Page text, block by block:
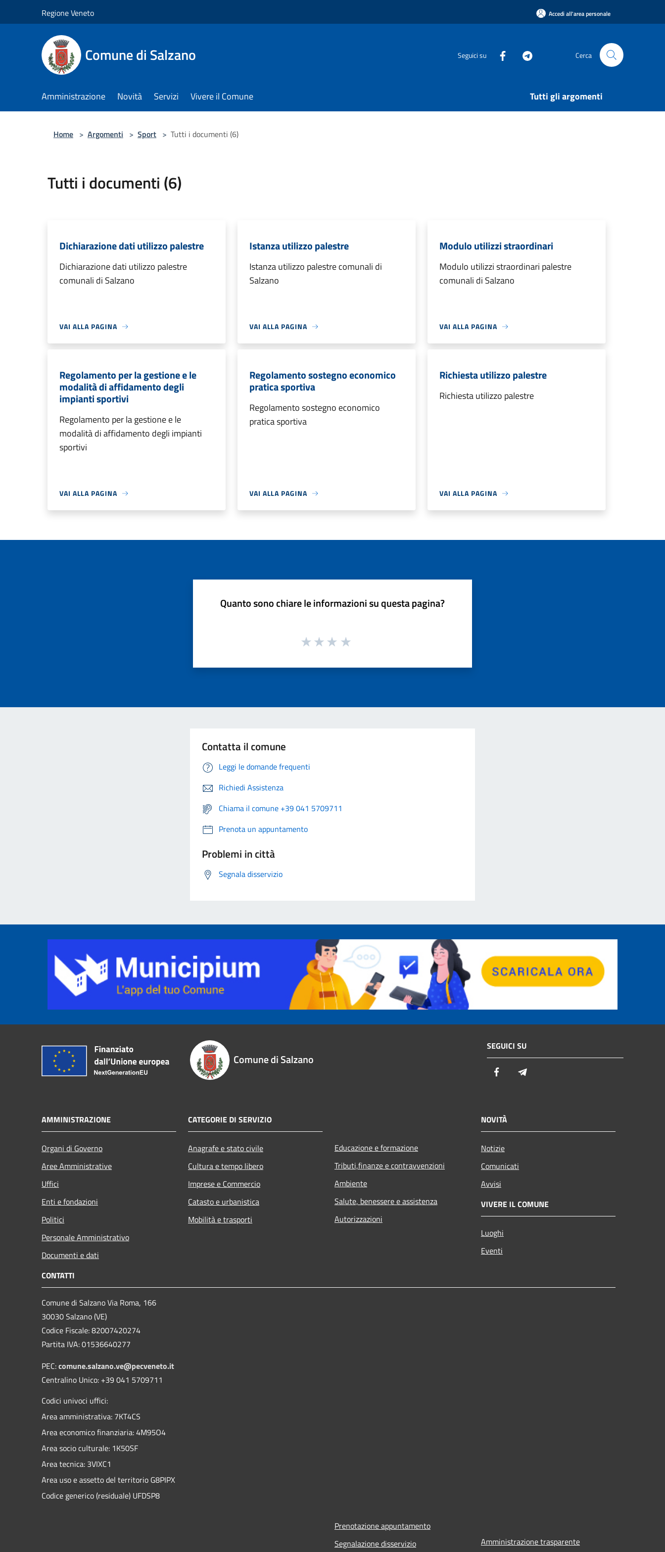
Regione Veneto Accedi all'area personale
Comune di Salzano Seguici su Cerca
Amministrazione Novità Servizi Vivere il Comune Tutti gli argomenti
Home > Argomenti > Sport > Tutti i documenti (6)
Tutti i documenti (6)
Dichiarazione dati utilizzo palestre
Dichiarazione dati utilizzo palestre
comunali di Salzano
VAI ALLA PAGINA
Istanza utilizzo palestre
Istanza utilizzo palestre comunali di
Salzano
VAI ALLA PAGINA
Modulo utilizzi straordinari
Modulo utilizzi straordinari palestre
comunali di Salzano
VAI ALLA PAGINA
Regolamento per la gestione e le
modalità di affidamento degli
impianti sportivi
Regolamento per la gestione e le
modalità di affidamento degli impianti
sportivi
VAI ALLA PAGINA
Regolamento sostegno economico
pratica sportiva
Regolamento sostegno economico
pratica sportiva
VAI ALLA PAGINA
Richiesta utilizzo palestre
Richiesta utilizzo palestre
VAI ALLA PAGINA
Quanto sono chiare le informazioni su questa pagina?
Contatta il comune
Leggi le domande frequenti
Richiedi Assistenza
Chiama il comune +39 041 5709711
Prenota un appuntamento
Problemi in città
Segnala disservizio
Comune di Salzano
SEGUICI SU
Facebook
AMMINISTRAZIONE
Organi di Governo
Aree Amministrative
Uffici
Enti e fondazioni
Politici
Personale Amministrativo
Documenti e dati
CATEGORIE DI SERVIZIO
Anagrafe e stato civile
Cultura e tempo libero
Imprese e Commercio
Catasto e urbanistica
Mobilità e trasporti
Educazione e formazione
Tributi,finanze e contravvenzioni
Ambiente
Salute, benessere e assistenza
Autorizzazioni
NOVITÀ
Notizie
Comunicati
Avvisi
VIVERE IL COMUNE
Luoghi
Eventi
CONTATTI
Comune di Salzano Via Roma, 166
30030 Salzano (VE)
Codice Fiscale: 82007420274
Partita IVA: 01536640277
PEC:comune.salzano.ve@pecveneto.it
Centralino Unico: +39 041 5709711
Codici univoci uffici:
Area amministrativa: 7KT4CS
Area economico finanziaria: 4M95O4
Area socio culturale: 1K50SF
Area tecnica: 3VIXC1
Area uso e assetto del territorio G8PIPX
Codice generico (residuale) UFDSP8
Prenotazione appuntamento
Segnalazione disservizio
Amministrazione trasparente